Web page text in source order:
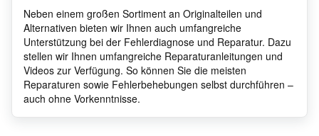
ADL 350 IP
Ignis LPA59EI/SL
Neben einem großen Sortiment an Originalteilen und
Alternativen bieten wir Ihnen auch umfangreiche
Unterstützung bei der Fehlerdiagnose und Reparatur. Dazu
stellen wir Ihnen umfangreiche Reparaturanleitungen und
Videos zur Verfügung. So können Sie die meisten
Reparaturen sowie Fehlerbehebungen selbst durchführen –
auch ohne Vorkenntnisse.